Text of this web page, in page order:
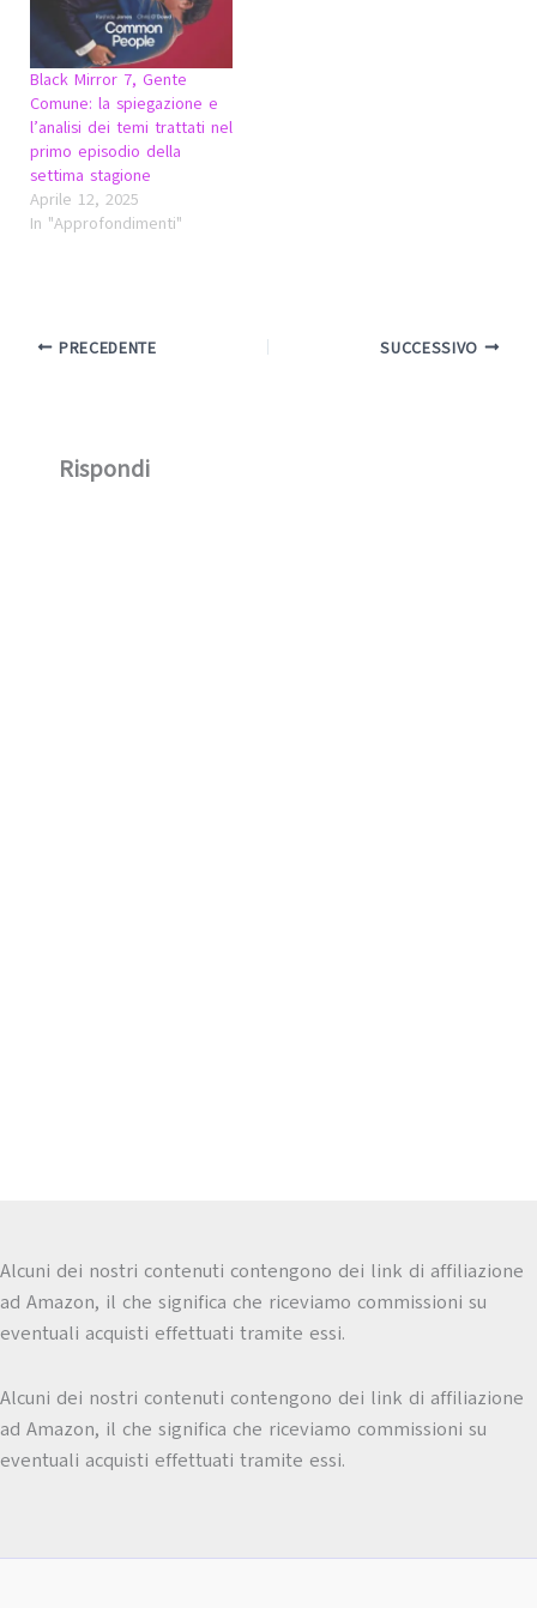
Black Mirror 7, Gente
Comune: la spiegazione e
l’analisi dei temi trattati nel
primo episodio della
settima stagione
Aprile 12, 2025
In "Approfondimenti"
PRECEDENTE SUCCESSIVO
Rispondi
Alcuni dei nostri contenuti contengono dei link di affiliazione
ad Amazon, il che significa che riceviamo commissioni su
eventuali acquisti effettuati tramite essi.
Alcuni dei nostri contenuti contengono dei link di affiliazione
ad Amazon, il che significa che riceviamo commissioni su
eventuali acquisti effettuati tramite essi.